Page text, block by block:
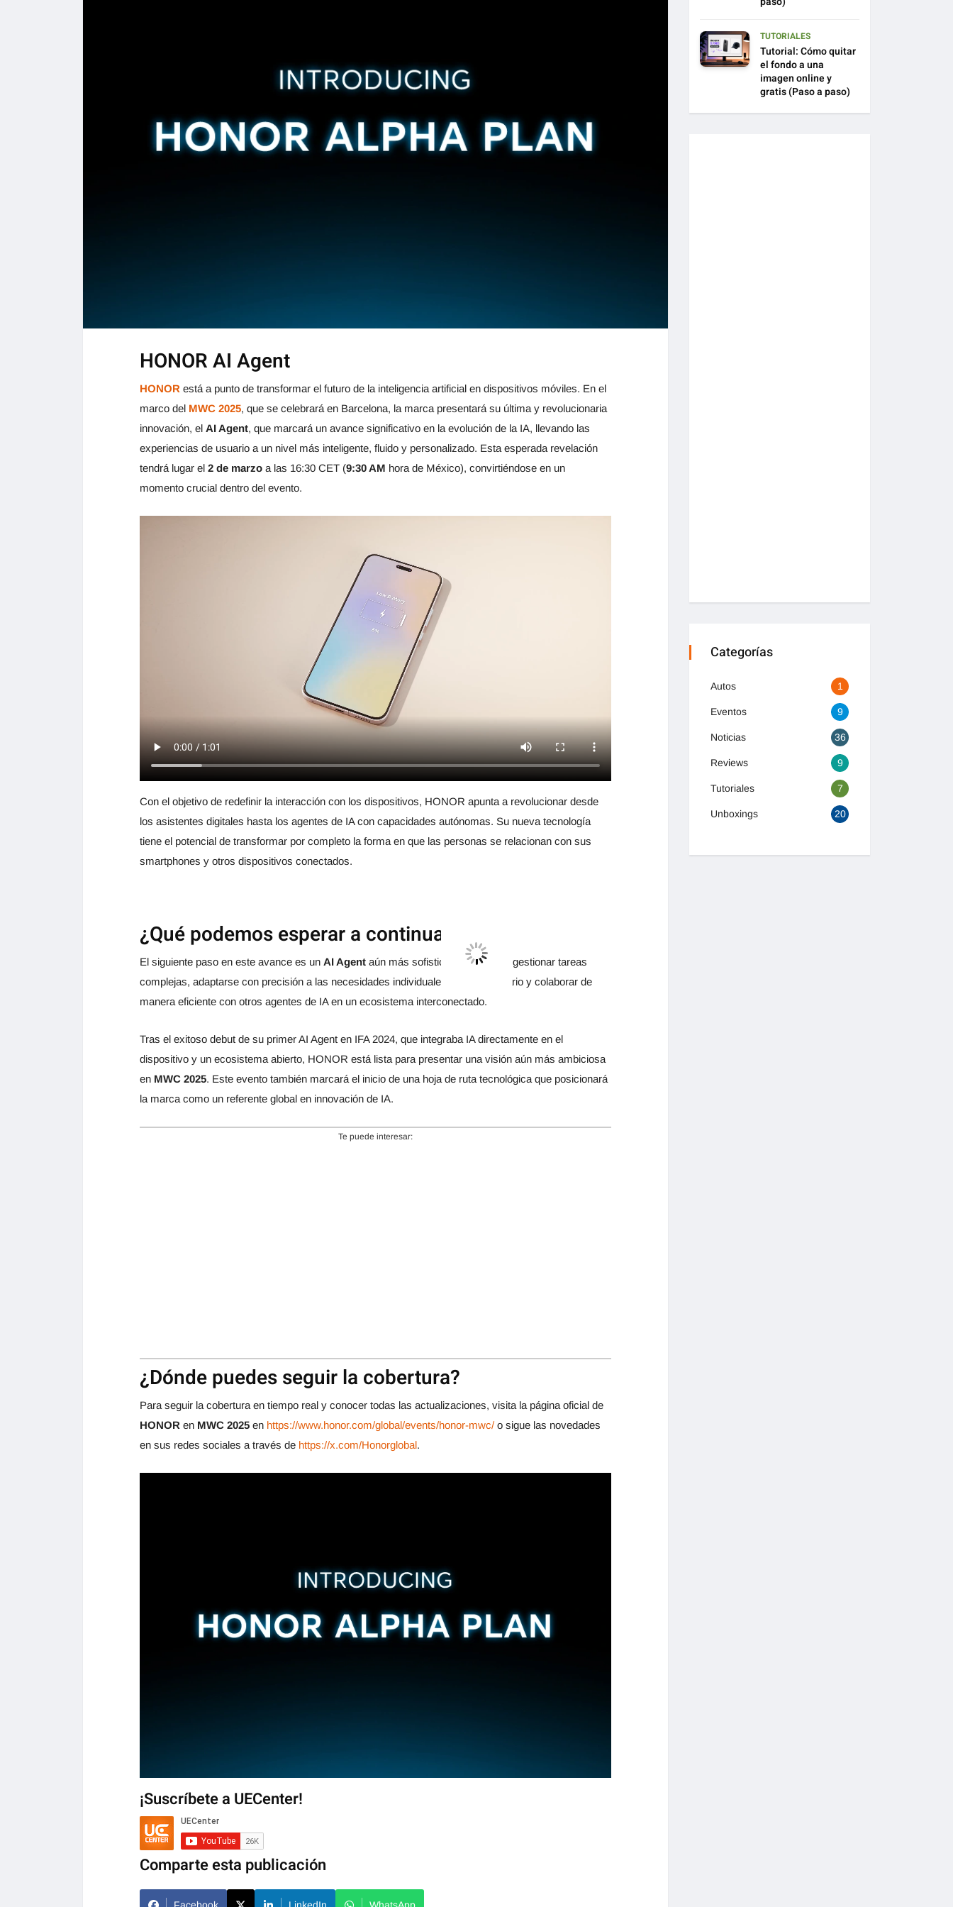
HONOR AI Agent
HONOR está a punto de transformar el futuro de la inteligencia artificial en dispositivos móviles. En el
marco del MWC 2025, que se celebrará en Barcelona, la marca presentará su última y revolucionaria
innovación, el AI Agent, que marcará un avance significativo en la evolución de la IA, llevando las
experiencias de usuario a un nivel más inteligente, fluido y personalizado. Esta esperada revelación
tendrá lugar el 2 de marzo a las 16:30 CET (9:30 AM hora de México), convirtiéndose en un
momento crucial dentro del evento.
Con el objetivo de redefinir la interacción con los dispositivos, HONOR apunta a revolucionar desde
los asistentes digitales hasta los agentes de IA con capacidades autónomas. Su nueva tecnología
tiene el potencial de transformar por completo la forma en que las personas se relacionan con sus
smartphones y otros dispositivos conectados.
¿Qué podemos esperar a continuación?
El siguiente paso en este avance es un AI Agent aún más sofisticado, capaz de gestionar tareas
complejas, adaptarse con precisión a las necesidades individuales de cada usuario y colaborar de
manera eficiente con otros agentes de IA en un ecosistema interconectado.
Tras el exitoso debut de su primer AI Agent en IFA 2024, que integraba IA directamente en el
dispositivo y un ecosistema abierto, HONOR está lista para presentar una visión aún más ambiciosa
en MWC 2025. Este evento también marcará el inicio de una hoja de ruta tecnológica que posicionará
la marca como un referente global en innovación de IA.
Te puede interesar:
¿Dónde puedes seguir la cobertura?
Para seguir la cobertura en tiempo real y conocer todas las actualizaciones, visita la página oficial de
HONOR en MWC 2025 en https://www.honor.com/global/events/honor-mwc/ o sigue las novedades
en sus redes sociales a través de https://x.com/Honorglobal.
¡Suscríbete a UECenter!
Comparte esta publicación
TUTORIALES
Tutorial: Cómo quitar
el fondo a una
imagen online y
gratis (Paso a paso)
Categorías
Autos 1
Eventos 9
Noticias 36
Reviews 9
Tutoriales 7
Unboxings 20